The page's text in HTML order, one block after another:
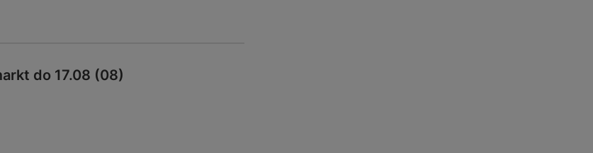
do 17.08 (08)